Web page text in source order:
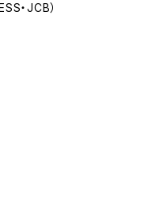
・JCB）